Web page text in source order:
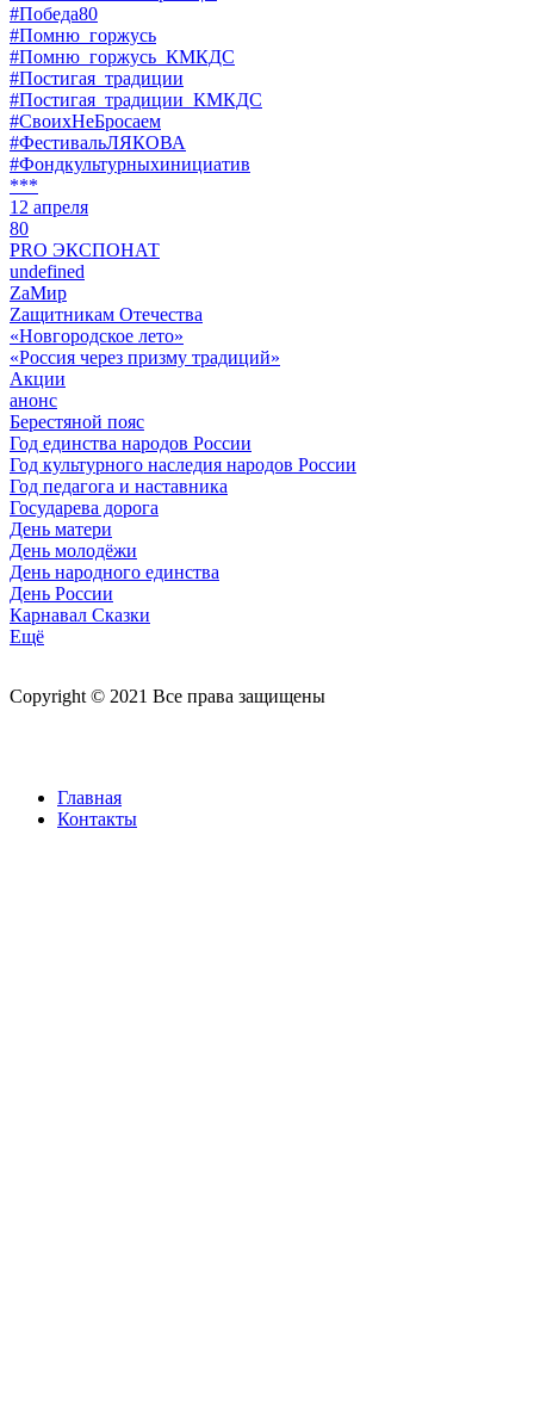
#Победа80
#Помню_горжусь
#Помню_горжусь_КМКДС
#Постигая_традиции
#Постигая_традиции_КМКДС
#СвоихНеБросаем
#ФестивальЛЯКОВА
#Фондкультурныхинициатив
***
12 апреля
80
PRO ЭКСПОНАТ
undefined
ZaМир
Zащитникам Отечества
«Новгородское лето»
«Россия через призму традиций»
Акции
анонс
Берестяной пояс
Год единства народов России
Год культурного наследия народов России
Год педагога и наставника
Государева дорога
День матери
День молодёжи
День народного единства
День России
Карнавал Сказки
Ещё
Copyright © 2021 Все права защищены
Главная
Контакты